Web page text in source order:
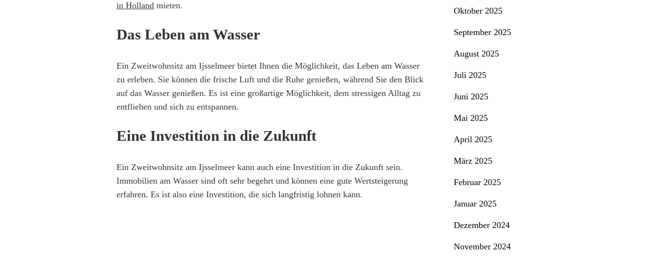
in Holland mieten.
Das Leben am Wasser
Ein Zweitwohnsitz am Ijsselmeer bietet Ihnen die Möglichkeit, das Leben am Wasser
zu erleben. Sie können die frische Luft und die Ruhe genießen, während Sie den Blick
auf das Wasser genießen. Es ist eine großartige Möglichkeit, dem stressigen Alltag zu
entfliehen und sich zu entspannen.
Eine Investition in die Zukunft
Ein Zweitwohnsitz am Ijsselmeer kann auch eine Investition in die Zukunft sein.
Immobilien am Wasser sind oft sehr begehrt und können eine gute Wertsteigerung
erfahren. Es ist also eine Investition, die sich langfristig lohnen kann.
Oktober 2025
September 2025
August 2025
Juli 2025
Juni 2025
Mai 2025
April 2025
März 2025
Februar 2025
Januar 2025
Dezember 2024
November 2024